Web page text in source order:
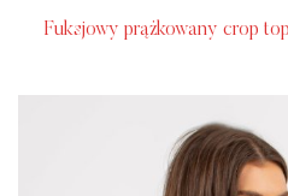
Fuksjowy prążkowany crop